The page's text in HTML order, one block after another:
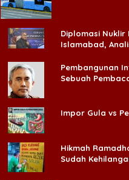
Diplomasi Nuklir
Islamabad,
Pembangunan
Sebuah
Impor Gula vs
Hikmah
Sudah